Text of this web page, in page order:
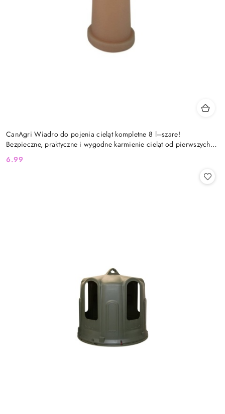
CanAgri Wiadro do pojenia cieląt kompletne 8 l–szare!
Bezpieczne, praktyczne i wygodne karmienie cieląt od pierwszych
Cena:
6.99